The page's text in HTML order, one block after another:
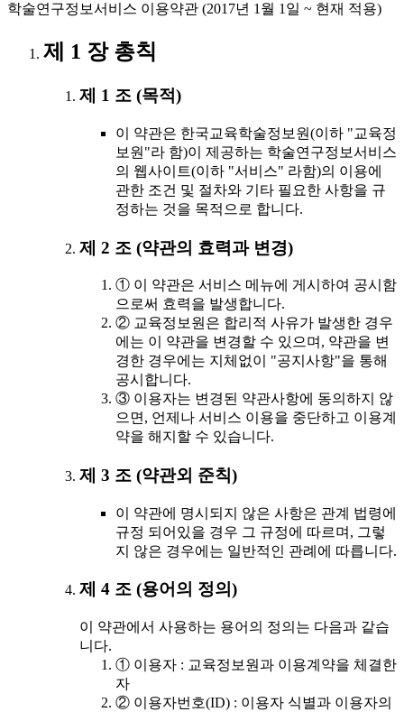
학술연구정보서비스 이용약관 (2017년 1월 1일 ~ 현재 적용)
제 1 장 총칙
제 1 조 (목적)
이 약관은 한국교육학술정보원(이하 "교육정
보원"라 함)이 제공하는 학술연구정보서비스
의 웹사이트(이하 "서비스" 라함)의 이용에
관한 조건 및 절차와 기타 필요한 사항을 규
정하는 것을 목적으로 합니다.
제 2 조 (약관의 효력과 변경)
① 이 약관은 서비스 메뉴에 게시하여 공시함
으로써 효력을 발생합니다.
② 교육정보원은 합리적 사유가 발생한 경우
에는 이 약관을 변경할 수 있으며, 약관을 변
경한 경우에는 지체없이 "공지사항"을 통해
공시합니다.
③ 이용자는 변경된 약관사항에 동의하지 않
으면, 언제나 서비스 이용을 중단하고 이용계
약을 해지할 수 있습니다.
제 3 조 (약관외 준칙)
이 약관에 명시되지 않은 사항은 관계 법령에
규정 되어있을 경우 그 규정에 따르며, 그렇
지 않은 경우에는 일반적인 관례에 따릅니다.
제 4 조 (용어의 정의)
이 약관에서 사용하는 용어의 정의는 다음과 같습
니다.
① 이용자 : 교육정보원과 이용계약을 체결한
자
② 이용자번호(ID) : 이용자 식별과 이용자의